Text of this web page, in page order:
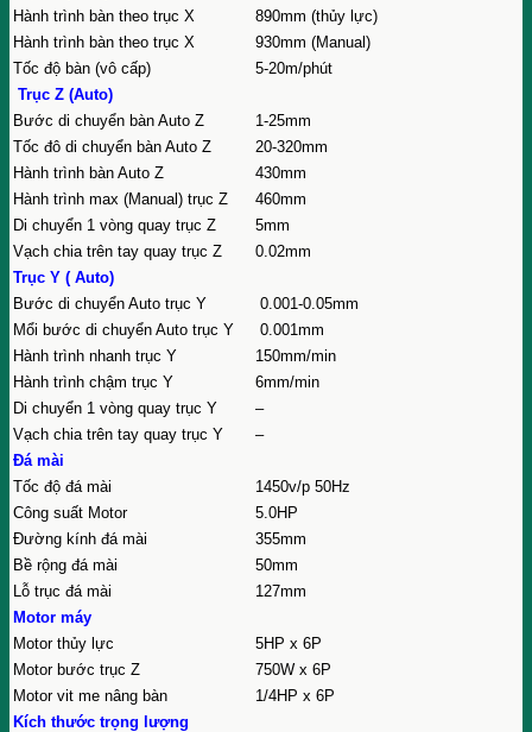
Hành trình bàn theo trục X
890mm (thủy lực)
Hành trình bàn theo trục X
930mm (Manual)
Tốc độ bàn (vô cấp)
5-20m/phút
Trục Z (Auto)
Bước di chuyển bàn Auto Z
1-25mm
Tốc đô di chuyển bàn Auto Z
20-320mm
Hành trình bàn Auto Z
430mm
Hành trình max (Manual) trục Z
460mm
Di chuyển 1 vòng quay trục Z
5mm
Vạch chia trên tay quay trục Z
0.02mm
Trục Y ( Auto)
Bước di chuyển Auto trục Y
0.001-0.05mm
Mổi bước di chuyển Auto trục Y
0.001mm
Hành trình nhanh trục Y
150mm/min
Hành trình chậm trục Y
6mm/min
Di chuyển 1 vòng quay trục Y
–
Vạch chia trên tay quay trục Y
–
Đá mài
Tốc độ đá mài
1450v/p 50Hz
Công suất Motor
5.0HP
Đường kính đá mài
355mm
Bề rộng đá mài
50mm
Lỗ trục đá mài
127mm
Motor máy
Motor thủy lực
5HP x 6P
Motor bước trục Z
750W x 6P
Motor vit me nâng bàn
1/4HP x 6P
Kích thước trọng lượng